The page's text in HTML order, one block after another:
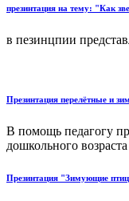
презинтация на тему: "Как
в пезинцпии
Презинтация перелётные и
В помощь педагогу
дошкольного
Презинтация "Зимующие